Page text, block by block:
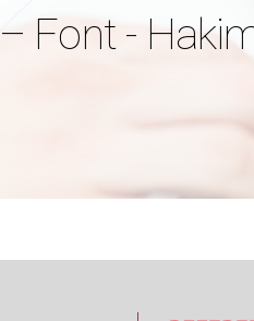
Font -